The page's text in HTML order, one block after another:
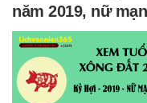
năm 2019, nữ